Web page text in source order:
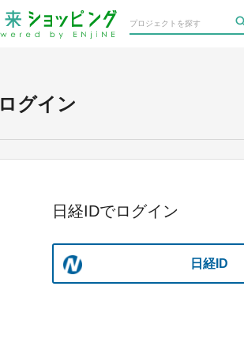
ログイン
日経IDでログイン
日経ID